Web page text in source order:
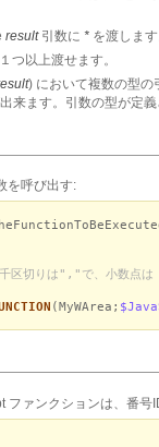
result引数に * を渡します
つ以上渡せます。
) において複数の型の
来ます。引数の型が定
を呼び出す:
区切りは","で、小数点
(MyWArea;
ファンクションは、番